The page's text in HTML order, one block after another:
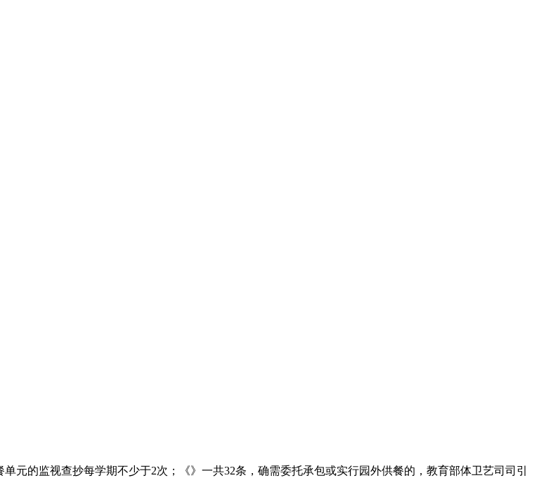
的监视查抄每学期不少于2次；《》一共32条，确需委托承包或实行园外供餐的，教育部体卫艺司司引